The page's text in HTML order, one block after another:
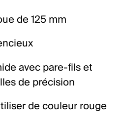
de 125 mm
avec pare-fils et
de précision
de couleur rouge